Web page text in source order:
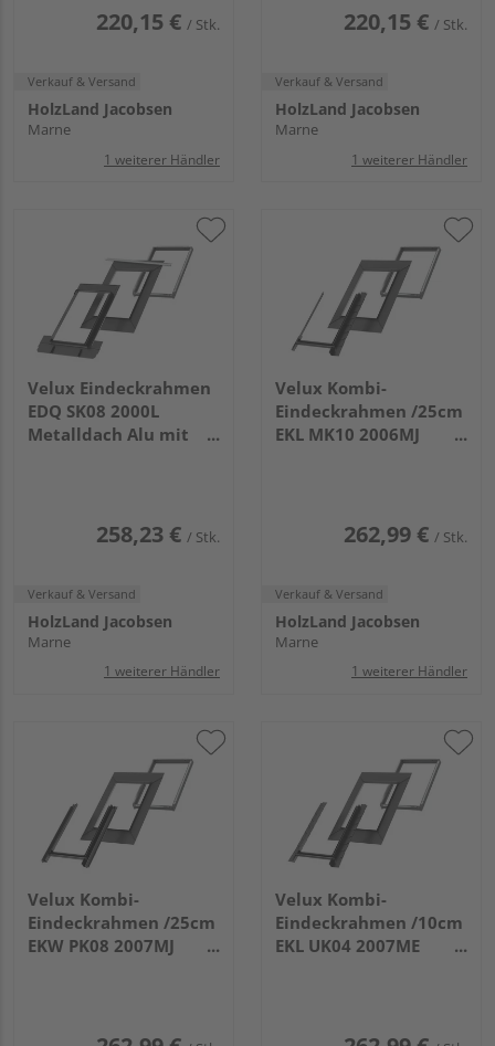
220,15 € / Stk.
Verkauf & Versand
HolzLand Jacobsen
Marne
1 weiterer Händler
220,15 € / Stk.
Verkauf & Versand
HolzLand Jacobsen
Marne
1 weiterer Händler
Velux Eindeckrahmen
EDQ SK08 2000L
Metalldach Alu mit
258,23 € / Stk.
Verkauf & Versand
HolzLand Jacobsen
Marne
1 weiterer Händler
Velux Kombi-
Eindeckrahmen /25cm
EKL MK10 2006MJ
262,99 € / Stk.
Verkauf & Versand
HolzLand Jacobsen
Marne
1 weiterer Händler
Velux Kombi-
Eindeckrahmen /25cm
EKW PK08 2007MJ
Velux Kombi-
Eindeckrahmen /10cm
EKL UK04 2007ME